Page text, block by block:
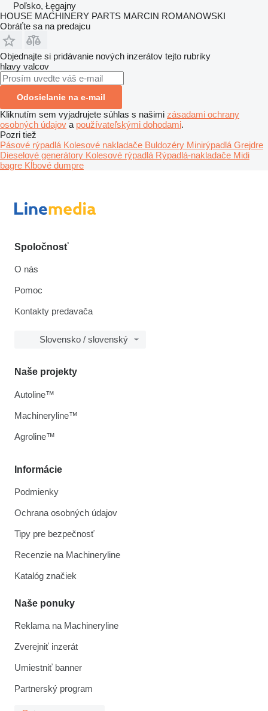
Poľsko, Łęgajny
HOUSE MACHINERY PARTS MARCIN ROMANOWSKI
Obráťte sa na predajcu
Objednajte si pridávanie nových inzerátov tejto rubriky
hlavy valcov
Odosielanie na e-mail
Kliknutím sem vyjadrujete súhlas s našimi zásadami ochrany
osobných údajov a používateľskými dohodami.
Pozri tiež
Pásové rýpadlá Kolesové nakladače Buldozéry Minirýpadlá Grejdre
Dieselové generátory Kolesové rýpadlá Rýpadlá-nakladače Midi
bagre Kĺbové dumpre
Spoločnosť
O nás
Pomoc
Kontakty predavača
Slovensko / slovenský
Informácie
Podmienky
Ochrana osobných údajov
Tipy pre bezpečnosť
Recenzie na Machineryline
Katalóg značiek
Naše ponuky
Reklama na Machineryline
Zverejniť inzerát
Umiestniť banner
Partnerský program
Naše projekty
Autoline™
Machineryline™
Agroline™